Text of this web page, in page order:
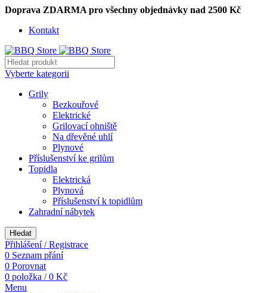
Doprava ZDARMA pro všechny objednávky nad 2500 Kč
Kontakt
Vyberte kategorii
Grily
Bezkouřové
Elektrické
Grilovací ohniště
Na dřevěné uhlí
Plynové
Příslušenství ke grilům
Topidla
Elektrická
Plynová
Příslušenství k topidlům
Zahradní nábytek
Hledat
Přihlášení / Registrace
0 Seznam přání
0 Porovnat
0 položka / 0 Kč
Menu